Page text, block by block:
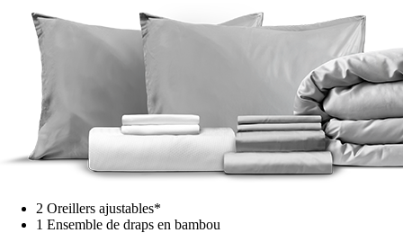
2 Oreillers ajustables*
1 Ensemble de draps en bambou